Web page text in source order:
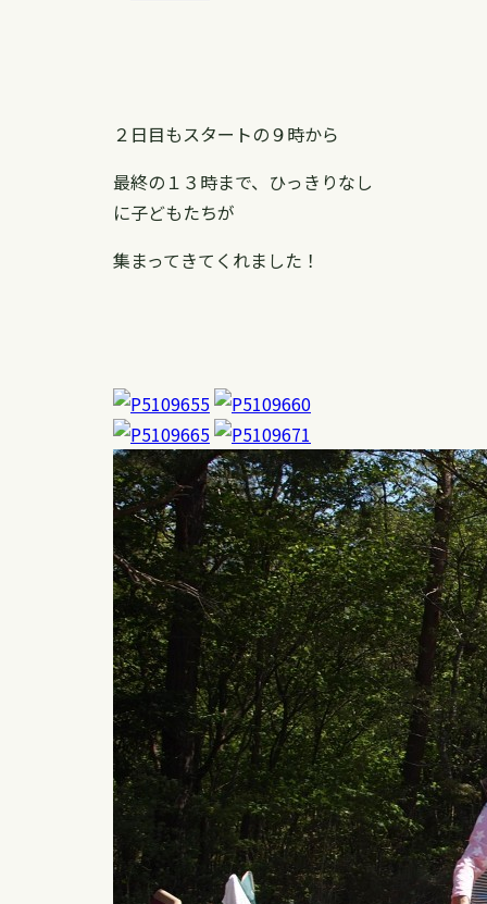
２日目もスタートの９時から
最終の１３時まで、ひっきりなし
に子どもたちが
集まってきてくれました！